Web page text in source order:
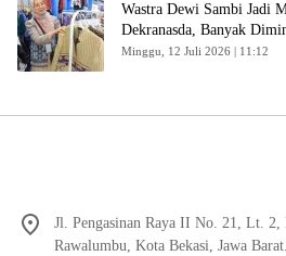
Wastra Dewi Sambi Jadi
Dekranasda, Banyak
Minggu, 12 Juli 2026 | 11:12
Jl. Pengasinan Raya II No. 21, Lt. 2,
Rawalumbu, Kota Bekasi, Jawa